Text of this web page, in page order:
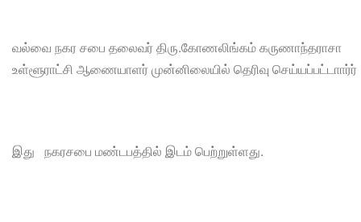
வல்வை நகர சபை தலைவர் திரு.கோணலிங்கம் கருணாந்தராசா
உள்ளூராட்சி ஆணையாளர் முன்னிலையில் தெரிவு செய்யப்பட்டாார்ர்
இது நகரசபை மண்டபத்தில் இடம் பெற்றுள்ளது.